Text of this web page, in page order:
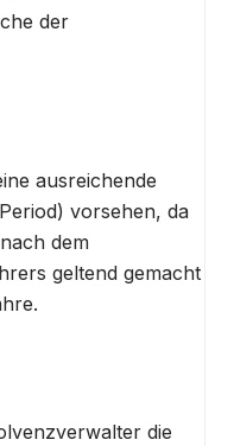
der
ausreichende
vorsehen, da
dem
geltend gemacht
die